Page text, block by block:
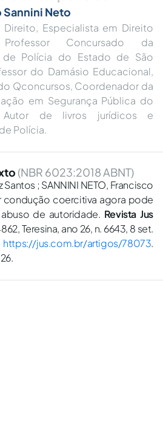
Sannini Neto
Direito, Especialista em Direito
Concursado da
de Polícia do Estado de São
do Damásio Educacional,
Qconcursos, Coordenador da
em Segurança Pública do
Autor de livros jurídicos e
Polícia.
(NBR 6023:2018 ABNT)
Santos ; SANNINI NETO, Francisco
condução coercitiva agora pode
de autoridade. Revista Jus
Teresina, ano 26, n. 6643, 8 set.
https://jus.com.br/artigos/78073.